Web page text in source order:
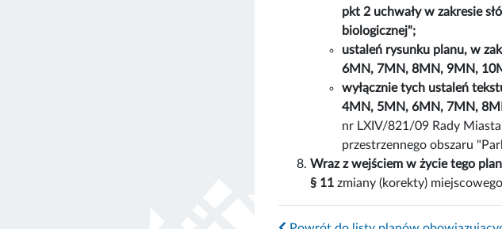
pkt 2 uchwały w zakresie
biologicznej";
ustaleń rysunku planu, w
6MN, 7MN, 8MN, 9MN,
wyłącznie tych ustaleń
4MN, 5MN, 6MN, 7MN,
nr LXIV/821/09 Rady
przestrzennego obszaru
Wraz z wejściem w życie tego
§ 11 zmiany (korekty)